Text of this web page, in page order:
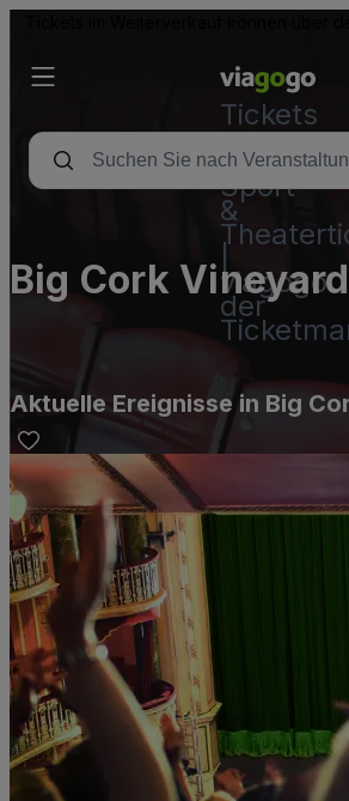
Tickets
-
Konzert-,
Sport-
&
viagogo
der
Big Cork
Aktuelle Ereignisse in Big